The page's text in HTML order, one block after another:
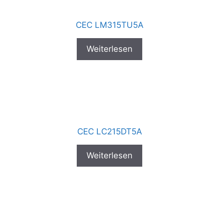
CEC LM315TU5A
Weiterlesen
CEC LC215DT5A
Weiterlesen